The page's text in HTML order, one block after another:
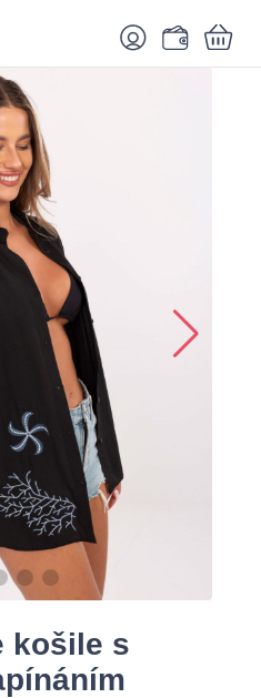
košile s